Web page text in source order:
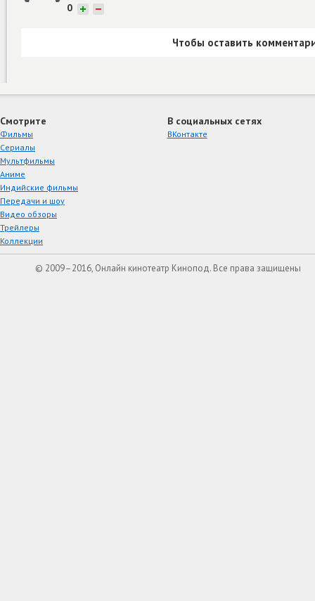
0 + −
Чтобы оставить
Смотрите
Фильмы
Сериалы
Мультфильмы
Аниме
Индийские фильмы
Передачи и шоу
Видео обзоры
Трейлеры
Коллекции
В социальных сетях
ВКонтакте
© 2009–2016, Онлайн кинотеатр Кинопод. Все права защищены